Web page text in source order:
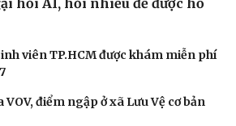
hỏi AI, hỏi nhiều để được hỗ
viên TP.HCM được khám miễn phí
VOV, điểm ngập ở xã Lưu Vệ cơ bản